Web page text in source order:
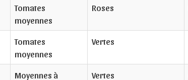
Tomates
moyennes
Roses
Tomates
moyennes
Vertes
Moyennes à Vertes